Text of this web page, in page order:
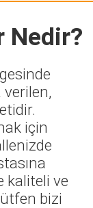
Nedir?
için
kaliteli ve
bizi